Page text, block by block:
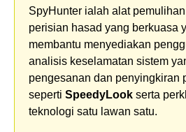
SpyHunter ialah alat
perisian hasad yang berkuasa
membantu menyediakan
analisis keselamatan sistem
pengesanan dan penyingkiran
seperti SpeedyLook serta
teknologi satu lawan satu.